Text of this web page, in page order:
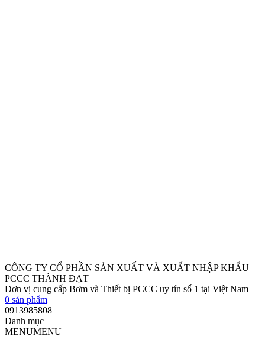
CÔNG TY CỔ PHẦN SẢN XUẤT VÀ XUẤT NHẬP KHẨU
PCCC THÀNH ĐẠT
Đơn vị cung cấp Bơm và Thiết bị PCCC uy tín số 1 tại Việt Nam
0 sản phẩm
0913985808
Danh mục
MENUMENU